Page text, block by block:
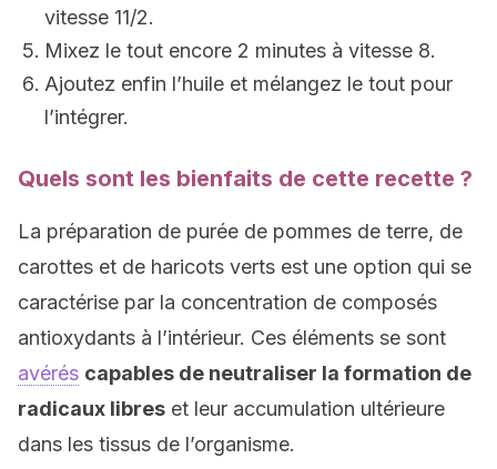
vitesse 11/2.
Mixez le tout encore 2 minutes à vitesse 8.
Ajoutez enfin l’huile et mélangez le tout pour
l’intégrer.
Quels sont les bienfaits de cette recette ?
La préparation de purée de pommes de terre, de
carottes et de haricots verts est une option qui se
caractérise par la concentration de composés
antioxydants à l’intérieur. Ces éléments se sont
avérés capables de neutraliser la formation de
radicaux libres et leur accumulation ultérieure
dans les tissus de l’organisme.